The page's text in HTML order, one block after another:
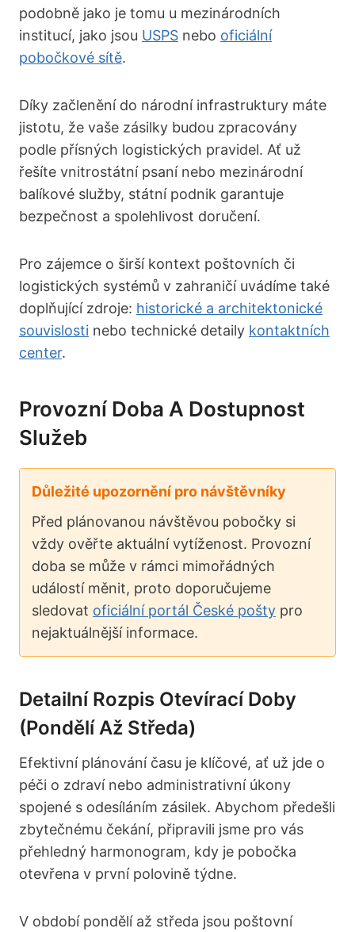
podobně jako je tomu u mezinárodních
institucí, jako jsou USPS nebo oficiální
pobočkové sítě.
Díky začlenění do národní infrastruktury máte
jistotu, že vaše zásilky budou zpracovány
podle přísných logistických pravidel. Ať už
řešíte vnitrostátní psaní nebo mezinárodní
balíkové služby, státní podnik garantuje
bezpečnost a spolehlivost doručení.
Pro zájemce o širší kontext poštovních či
logistických systémů v zahraničí uvádíme také
doplňující zdroje: historické a architektonické
souvislosti nebo technické detaily kontaktních
center.
Provozní Doba A Dostupnost
Služeb
Důležité upozornění pro návštěvníky
Před plánovanou návštěvou pobočky si
vždy ověřte aktuální vytíženost. Provozní
doba se může v rámci mimořádných
událostí měnit, proto doporučujeme
sledovat oficiální portál České pošty pro
nejaktuálnější informace.
Detailní Rozpis Otevírací Doby
(pondělí Až Středa)
Efektivní plánování času je klíčové, ať už jde o
péči o zdraví nebo administrativní úkony
spojené s odesíláním zásilek. Abychom předešli
zbytečnému čekání, připravili jsme pro vás
přehledný harmonogram, kdy je pobočka
otevřena v první polovině týdne.
V období pondělí až středa jsou poštovní